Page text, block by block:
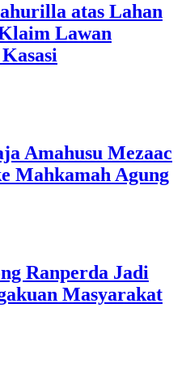
atas Lahan
Lawan
Amahusu Mezaac
Mahkamah Agung
Ranperda Jadi
Masyarakat